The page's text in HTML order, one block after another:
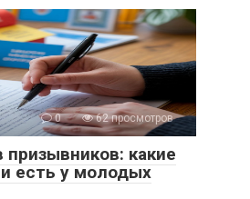
0 62 просмотров
какие
есть у молодых